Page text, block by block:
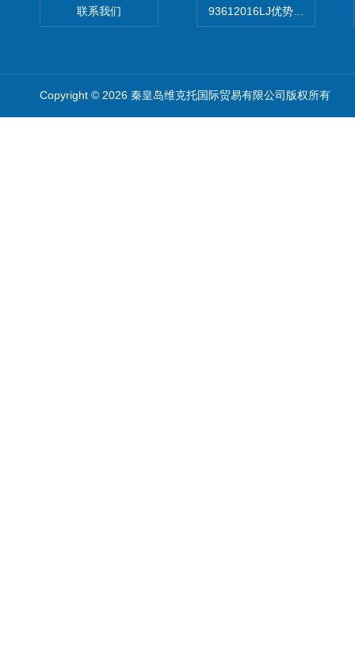
联系我们 93612016LJ优势供应美国
Copyright © 2026 秦皇岛维克托国际贸易有限公司版权所有